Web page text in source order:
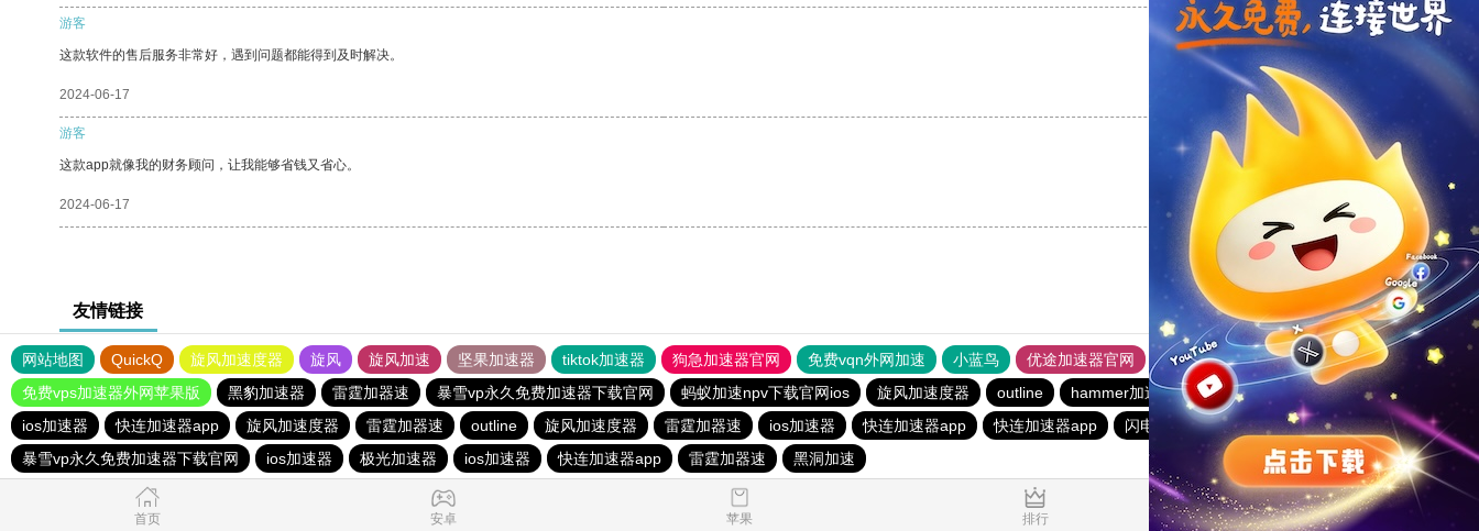
游客
这款软件的售后服务非常好，遇到问题都能得到及时解决。
2024-06-17 支持
游客
这款app就像我的财务顾问，让我能够省钱又省心。
2024-06-17 支持 反对 [0]
友情链接
网站地图 QuickQ 旋风加速度器 旋风 旋风加速 坚果加速器 tiktok加速器 狗急加速器官网 免费vqn外网加速 小蓝鸟 优途加速器官网 风驰加速器 旋风加速器
八戒看书
免费vps加速器外网苹果版
黑豹加速器 雷霆加器速 暴雪vp永久免费加速器下载官网 蚂蚁加速npv下载官网ios 旋风加速度器 outline hammer加速器 outline 一元机场
outline
ios加速器
快连加速器app 旋风加速度器 雷霆加器速 outline 旋风加速度器 雷霆加器速 ios加速器 快连加速器app 快连加速器app 闪电猫加速器
旋风加速度器
暴雪vp永久免费加速器下载官网
ios加速器 极光加速器 ios加速器 快连加速器app 雷霆加器速 黑洞加速
首页 安卓 苹果 排行 推荐